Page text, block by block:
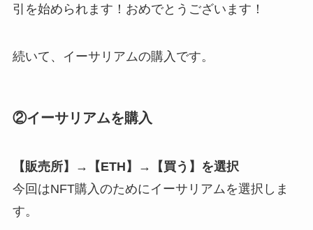
引を始められます！おめでとうございます！
続いて、イーサリアムの購入です。
②イーサリアムを購入
【販売所】→【ETH】→【買う】を選択
今回はNFT購入のためにイーサリアムを選択しま
す。